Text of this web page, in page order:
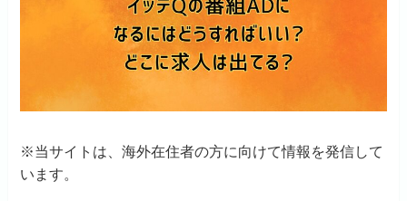
※当サイトは、海外在住者の方に向けて情報を発信して
います。